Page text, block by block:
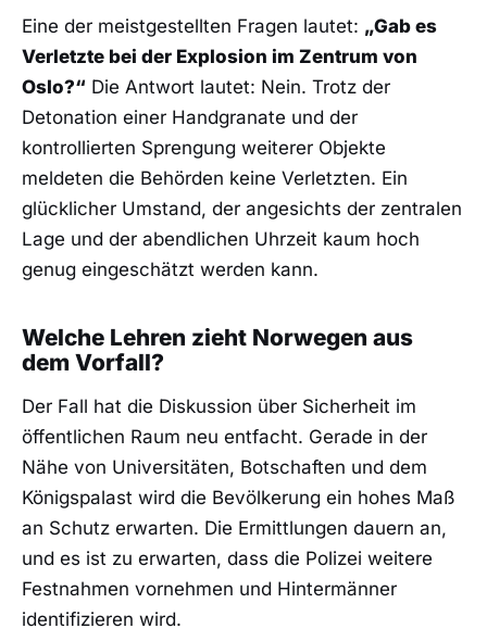
Eine der meistgestellten Fragen lautet: „Gab es
Verletzte bei der Explosion im Zentrum von
Oslo?“ Die Antwort lautet: Nein. Trotz der
Detonation einer Handgranate und der
kontrollierten Sprengung weiterer Objekte
meldeten die Behörden keine Verletzten. Ein
glücklicher Umstand, der angesichts der zentralen
Lage und der abendlichen Uhrzeit kaum hoch
genug eingeschätzt werden kann.
Welche Lehren zieht Norwegen aus
dem Vorfall?
Der Fall hat die Diskussion über Sicherheit im
öffentlichen Raum neu entfacht. Gerade in der
Nähe von Universitäten, Botschaften und dem
Königspalast wird die Bevölkerung ein hohes Maß
an Schutz erwarten. Die Ermittlungen dauern an,
und es ist zu erwarten, dass die Polizei weitere
Festnahmen vornehmen und Hintermänner
identifizieren wird.